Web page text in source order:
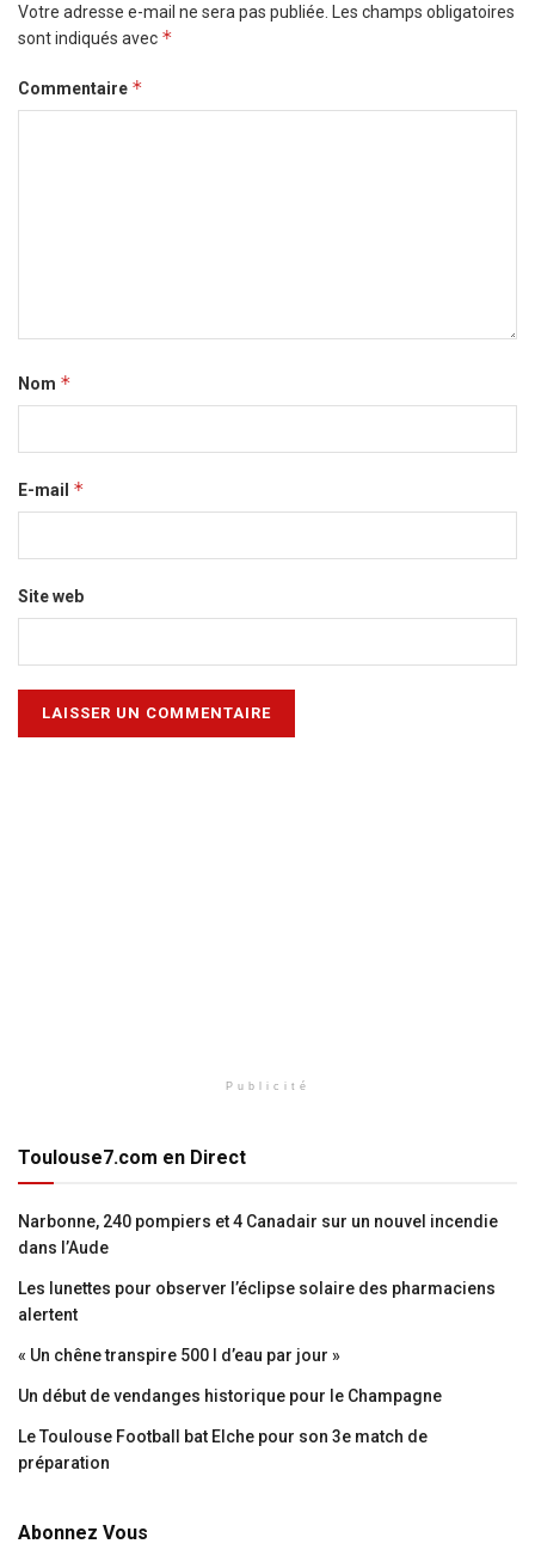
Votre adresse e-mail ne sera pas publiée. Les champs obligatoires
sont indiqués avec *
Commentaire *
Nom *
E-mail *
Site web
Publicité
Toulouse7.com en Direct
Narbonne, 240 pompiers et 4 Canadair sur un nouvel incendie
dans l’Aude
Les lunettes pour observer l’éclipse solaire des pharmaciens
alertent
« Un chêne transpire 500 l d’eau par jour »
Un début de vendanges historique pour le Champagne
Le Toulouse Football bat Elche pour son 3e match de
préparation
Abonnez Vous